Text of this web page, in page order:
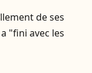
de ses
"fini avec les